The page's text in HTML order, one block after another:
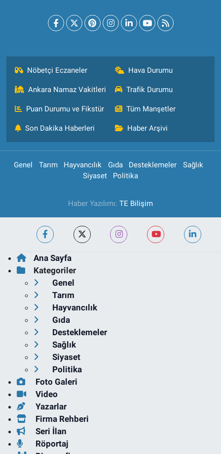
Nöbetçi Eczaneler Hava Durumu
Ankara Namaz Vakitleri Trafik Durumu
Puan Durumu ve Fikstür Tüm Manşetler
Son Dakika Haberleri Haber Arşivi
Genel Tarım Hayvancılık Gıda Desteklemeler
Sağlık
Siyaset
Politika
Haber Yazılımı: TE Bilişim
Ana Sayfa
Kategoriler
Genel
Tarım
Hayvancılık
Gıda
Desteklemeler
Sağlık
Siyaset
Politika
Foto Galeri
Video
Yazarlar
Firma Rehberi
Seri İlan
Röportaj